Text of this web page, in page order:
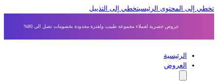
إلى المحتوى الرئيسي تخطي إلى التذييل
عروض حصرية لعملاء مجموعة طبيب ولفترة محدودة بخصومات تصل الى 80%
الرئيسية
العروض